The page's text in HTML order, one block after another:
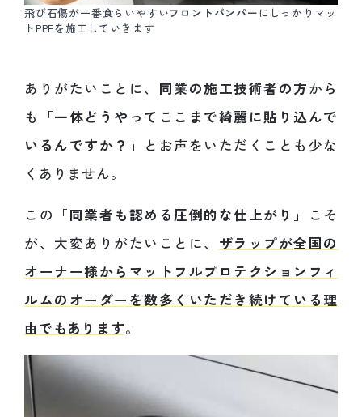
飛び石傷が一番食らいやすいフロントバンパーにしっかりマッ
トPPFを施工していきます
ありがたいことに、 同業の施工技術者の方から
も「一体どうやってここまで綺麗に貼り込んで
いるんですか？ 」とお声をいただくことも少な
くありません。
この「同業者も認める圧倒的な仕上がり 」こそ
が、大変ありがたいことに、 ザラップが全国の
オーナー様からマットフルプロテクションフィ
ルムのオーダーを数多くいただき続けている理
由でもあります。